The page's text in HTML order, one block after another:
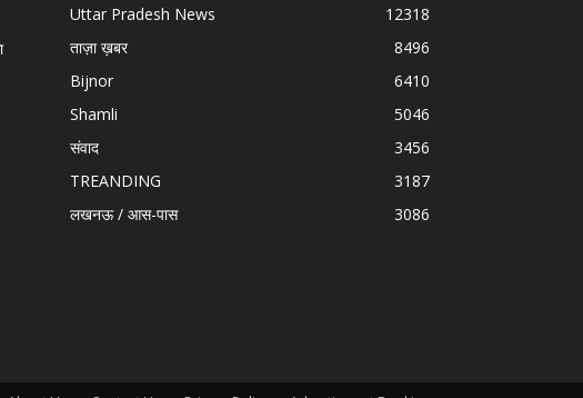
Uttar Pradesh News
12318
ताज़ा ख़बर
8496
Bijnor
6410
Shamli
5046
संवाद
3456
TREANDING
3187
लखनऊ / आस-पास
3086